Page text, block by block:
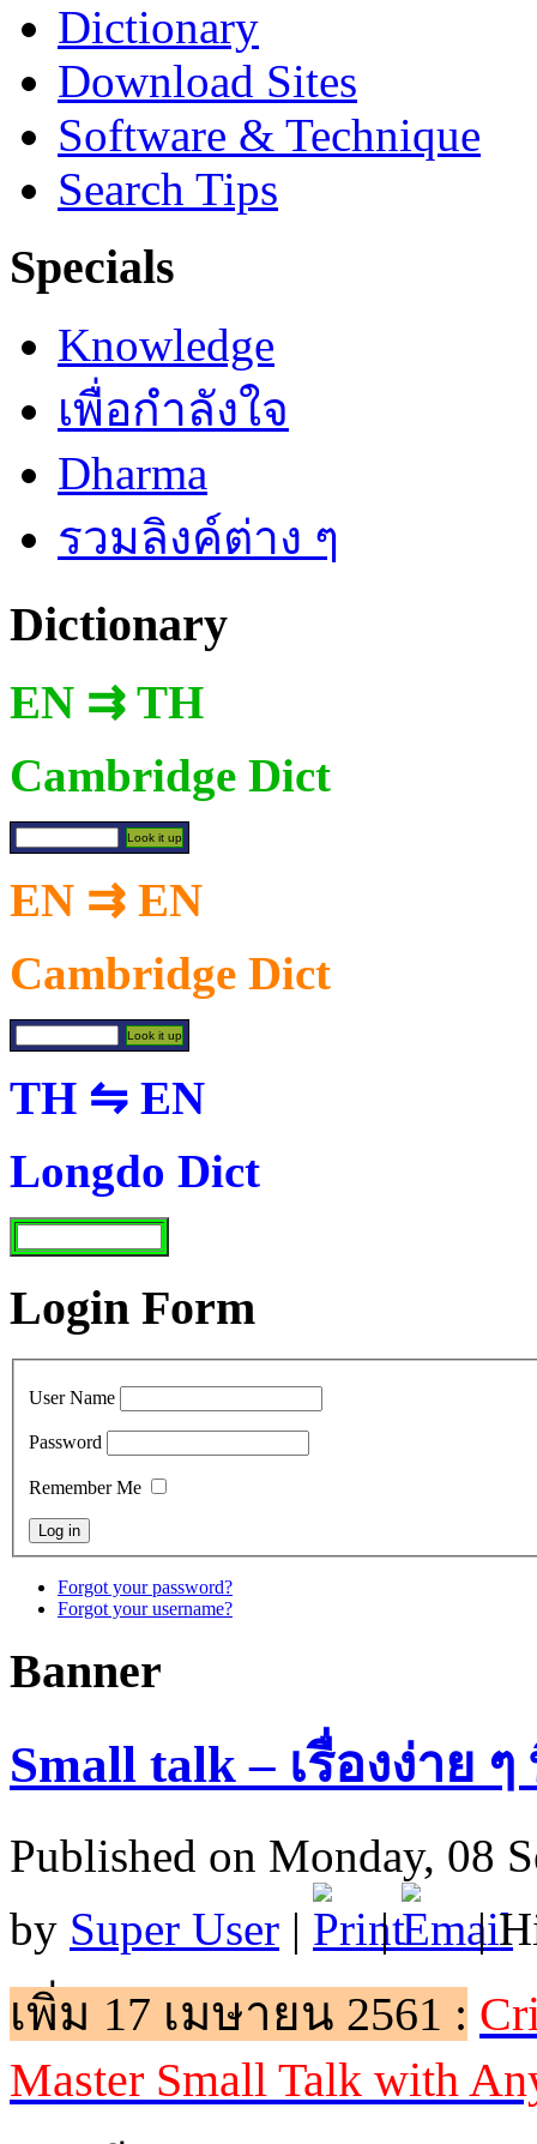
Dictionary
Download Sites
Software & Technique
Search Tips
Specials
Knowledge
เพื่อกำลังใจ
Dharma
รวมลิงค์ต่าง ๆ
Dictionary
EN ⇉ TH
Cambridge Dict
EN ⇉ EN
Cambridge Dict
TH ⇋ EN
Longdo Dict
Login Form
User Name
Password
Remember Me
Forgot your password?
Forgot your username?
Banner
Small talk – เรื่องง่าย
Published on Monday, 08
by Super User | | |
เพิ่ม 17 เมษายน 2561 :
Master Small Talk with